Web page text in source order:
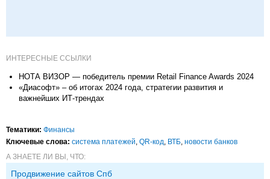
ИНТЕРЕСНЫЕ ССЫЛКИ
НОТА ВИЗОР — победитель премии Retail Finance Awards 2024
«Диасофт» – об итогах 2024 года, стратегии развития и
важнейших ИТ-трендах
Тематики: Финансы
Ключевые слова: система платежей, QR-код, ВТБ, новости банков
А ЗНАЕТЕ ЛИ ВЫ, ЧТО:
Продвижение сайтов Спб